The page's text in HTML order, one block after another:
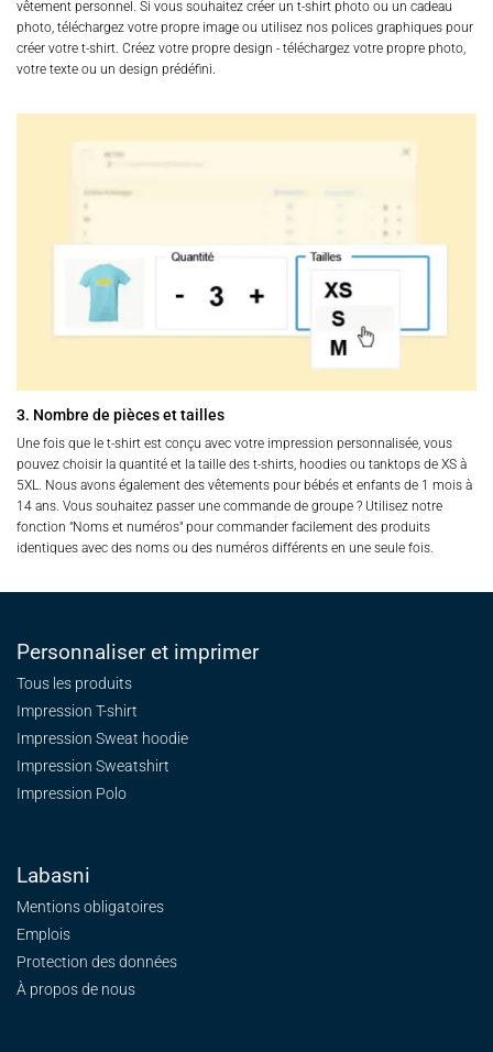
vêtement personnel. Si vous souhaitez créer un t-shirt photo ou un cadeau
photo, téléchargez votre propre image ou utilisez nos polices graphiques pour
créer votre t-shirt. Créez votre propre design - téléchargez votre propre photo,
votre texte ou un design prédéfini.
3. Nombre de pièces et tailles
Une fois que le t-shirt est conçu avec votre impression personnalisée, vous
pouvez choisir la quantité et la taille des t-shirts, hoodies ou tanktops de XS à
5XL. Nous avons également des vêtements pour bébés et enfants de 1 mois à
14 ans. Vous souhaitez passer une commande de groupe ? Utilisez notre
fonction "Noms et numéros" pour commander facilement des produits
identiques avec des noms ou des numéros différents en une seule fois.
Personnaliser et imprimer
Tous les produits
Impression T-shirt
Impression Sweat hoodie
Impression Sweatshirt
Impression Polo
Labasni
Mentions obligatoires
Emplois
Protection des données
À propos de nous